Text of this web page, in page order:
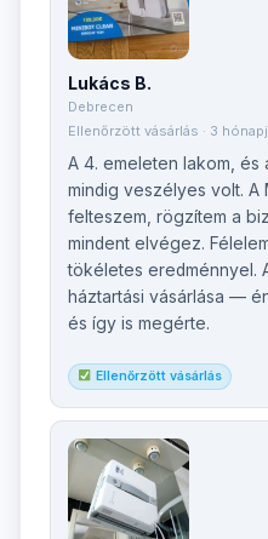
Lukács B.
Debrecen
Ellenőrzött vásárlás · 3
A 4. emeleten lakom, és
mindig veszélyes volt. A
felteszem, rögzítem a
mindent elvégez.
tökéletes eredménnyel.
háztartási vásárlása —
és így is megérte.
Ellenőrzött vásárlás